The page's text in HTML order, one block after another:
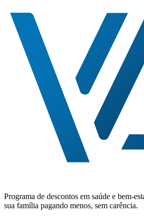
Programa de descontos em saúde e bem-
sua família pagando menos, sem carência.